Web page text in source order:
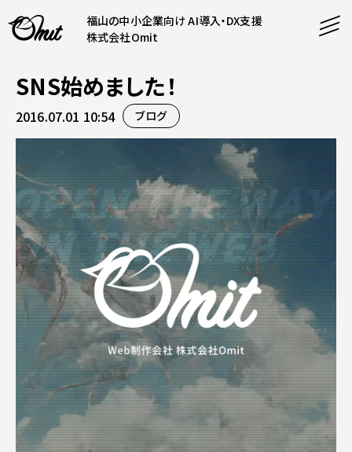
福山の中小企業向け AI導入・DX支援
株式会社Omit
事業内容
AI導入支援
システム開発
ホームページ制作
CONTENT
コンテンツ
課題解決
制作実績
料金表
COMPANY
企業案内
会社概要
採用情報
お知らせ
よくある質問
PRODUCTS
運営サービス
ピッパサック
ヒラメキペーパー
オミラボWEBでお問い合わせ
( 24時間365日いつでも受付対応 )
SNS始めました！
2016.07.01 10:54 ブログ